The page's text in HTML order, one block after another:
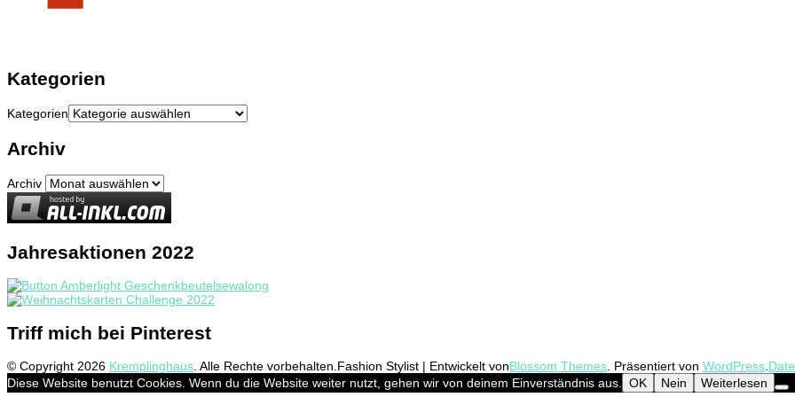
Kategorien
Kategorien
Archiv
Archiv
Jahresaktionen 2022
Triff mich bei Pinterest
© Copyright 2026 Kremplinghaus . Alle Rechte vorbehalten. Fashion Stylist | Entwickelt vonBlossom Themes . Präsentiert von WordPress
Diese Website benutzt Cookies. Wenn du die Website weiter nutzt, gehen wir von deinem Einverständnis aus.
OK Nein Weiterlesen